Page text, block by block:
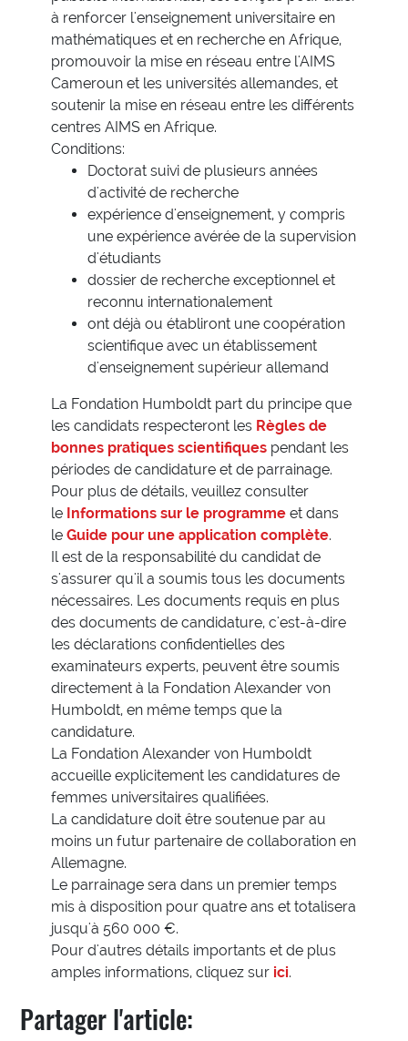
à renforcer l'enseignement universitaire en
mathématiques et en recherche en Afrique,
promouvoir la mise en réseau entre l'AIMS
Cameroun et les universités allemandes, et
soutenir la mise en réseau entre les différents
centres AIMS en Afrique.
Conditions:
Doctorat suivi de plusieurs années
d'activité de recherche
expérience d'enseignement, y compris
une expérience avérée de la supervision
d'étudiants
dossier de recherche exceptionnel et
reconnu internationalement
ont déjà ou établiront une coopération
scientifique avec un établissement
d'enseignement supérieur allemand
La Fondation Humboldt part du principe que
les candidats respecteront les Règles de
bonnes pratiques scientifiques pendant les
périodes de candidature et de parrainage.
Pour plus de détails, veuillez consulter
le Informations sur le programme et dans
le Guide pour une application complète.
Il est de la responsabilité du candidat de
s'assurer qu'il a soumis tous les documents
nécessaires. Les documents requis en plus
des documents de candidature, c'est-à-dire
les déclarations confidentielles des
examinateurs experts, peuvent être soumis
directement à la Fondation Alexander von
Humboldt, en même temps que la
candidature.
La Fondation Alexander von Humboldt
accueille explicitement les candidatures de
femmes universitaires qualifiées.
La candidature doit être soutenue par au
moins un futur partenaire de collaboration en
Allemagne.
Le parrainage sera dans un premier temps
mis à disposition pour quatre ans et totalisera
jusqu'à 560 000 €.
Pour d'autres détails importants et de plus
amples informations, cliquez sur ici.
Partager l'article: